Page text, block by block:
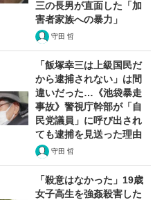
三の長男が直面した「加
害者家族への暴力」
守田 哲
「飯塚幸三は上級国民だ
から逮捕されない」は間
違いだった…《池袋暴走
事故》警視庁幹部が「自
民党議員」に呼び出され
ても逮捕を見送った理由
守田 哲
「殺意はなかった」19歳
女子高生を強姦殺害した